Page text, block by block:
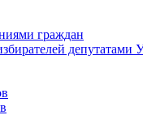
граждан